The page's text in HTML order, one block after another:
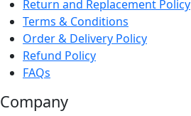
Return and Replacement Policy
Terms & Conditions
Order & Delivery Policy
Refund Policy
FAQs
Company